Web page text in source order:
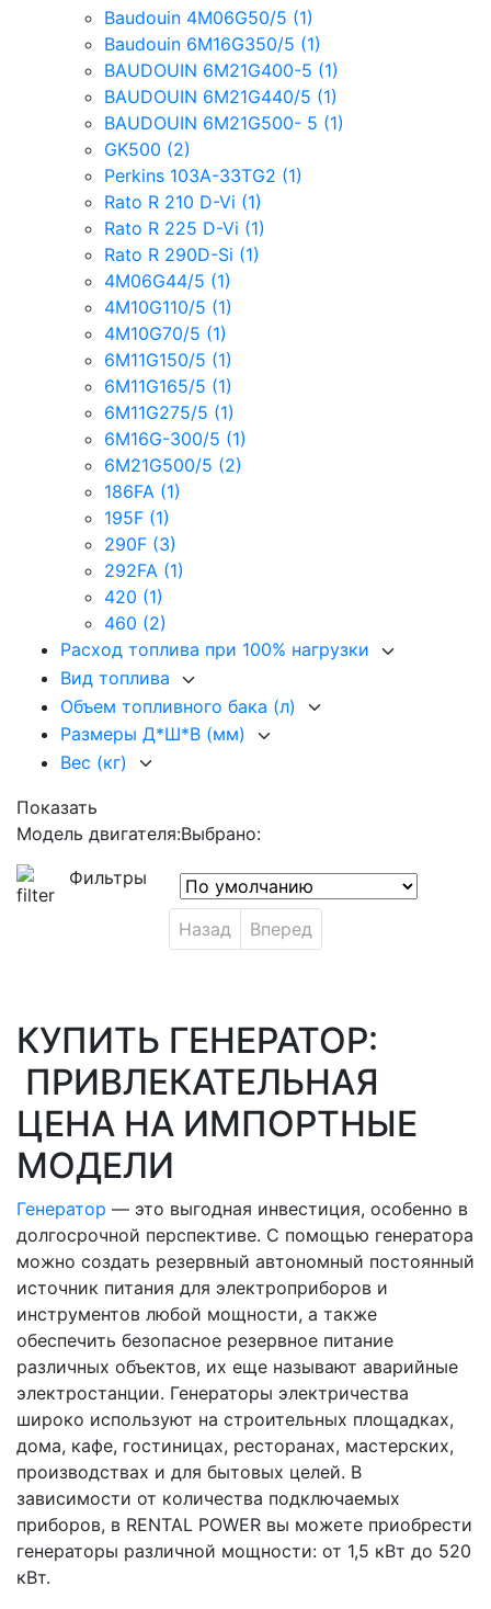
Baudouin 4M06G50/5 (1)
Baudouin 6M16G350/5 (1)
BAUDOUIN 6M21G400-5 (1)
BAUDOUIN 6M21G440/5 (1)
BAUDOUIN 6M21G500- 5 (1)
GK500 (2)
Perkins 103A-33TG2 (1)
Rato R 210 D-Vi (1)
Rato R 225 D-Vi (1)
Rato R 290D-Si (1)
4M06G44/5 (1)
4M10G110/5 (1)
4M10G70/5 (1)
6M11G150/5 (1)
6M11G165/5 (1)
6M11G275/5 (1)
6M16G-300/5 (1)
6M21G500/5 (2)
186FA (1)
195F (1)
290F (3)
292FA (1)
420 (1)
460 (2)
Расход топлива при 100% нагрузки
Вид топлива
Объем топливного бака (л)
Размеры Д*Ш*В (мм)
Вес (кг)
Показать
Модель двигателя:Выбрано:
Фильтры
Назад Вперед
КУПИТЬ ГЕНЕРАТОР:
ПРИВЛЕКАТЕЛЬНАЯ
ЦЕНА НА ИМПОРТНЫЕ
МОДЕЛИ
Генератор — это выгодная инвестиция, особенно в
долгосрочной перспективе. С помощью генератора
можно создать резервный автономный постоянный
источник питания для электроприборов и
инструментов любой мощности, а также
обеспечить безопасное резервное питание
различных объектов, их еще называют аварийные
электростанции. Генераторы электричества
широко используют на строительных площадках,
дома, кафе, гостиницах, ресторанах, мастерских,
производствах и для бытовых целей. В
зависимости от количества подключаемых
приборов, в RENTAL POWER вы можете приобрести
генераторы различной мощности: от 1,5 кВт до 520
кВт.